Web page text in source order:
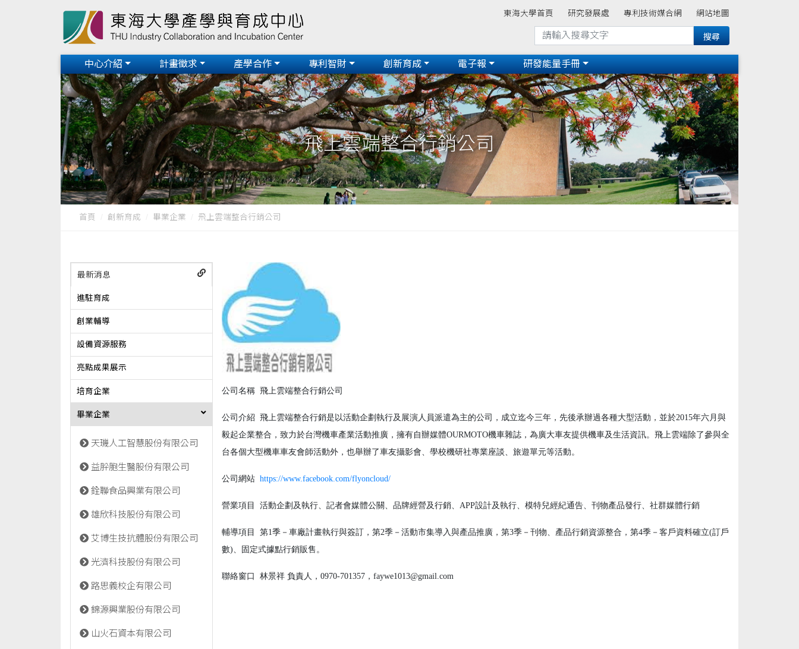
東海大學首頁 研究發展處 專利技術媒合網 網站地圖
中心介紹 計畫徵求 產學合作 專利智財 創新育成 電子報 研發能量手冊
飛上雲端整合行銷公司
首頁 創新育成 畢業企業 飛上雲端整合行銷公司
最新消息
進駐育成
創業輔導
設備資源服務
亮點成果展示
培育企業
畢業企業
天璣人工智慧股份有限公司
益肸胞生醫股份有限公司
銓聯食品興業有限公司
雄欣科技股份有限公司
艾博生技抗體股份有限公司
光濟科技股份有限公司
路思義校企有限公司
錦源興業股份有限公司
山火石資本有限公司
公司名稱 飛上雲端整合行銷公司
公司介紹 飛上雲端整合行銷是以活動企劃執行及展演人員派遣為主的公司，成立迄今三年，先後承辦過各種大型活動，並於2015年六月與
毅起企業整合，致力於台灣機車產業活動推廣，擁有自辦媒體OURMOTO機車雜誌，為廣大車友提供機車及生活資訊。飛上雲端除了參與全
台各個大型機車車友會師活動外，也舉辦了車友攝影會、學校機研社專業座談、旅遊單元等活動。
公司網站 https://www.facebook.com/flyoncloud/
營業項目 活動企劃及執行、記者會媒體公關、品牌經營及行銷、APP設計及執行、模特兒經紀通告、刊物產品發行、社群媒體行銷
輔導項目 第1季－車廠計畫執行與簽訂，第2季－活動市集導入與產品推廣，第3季－刊物、產品行銷資源整合，第4季－客戶資料確立(訂戶
數)、固定式據點行銷販售。
聯絡窗口 林景祥 負責人，0970-701357，faywe1013@gmail.com